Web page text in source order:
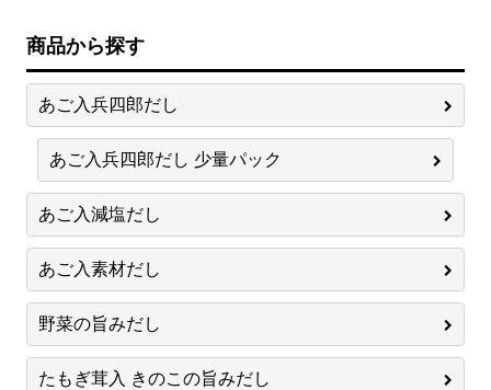
商品から探す
あご入兵四郎だし
あご入兵四郎だし 少量パック
あご入減塩だし
あご入素材だし
野菜の旨みだし
たもぎ茸入 きのこの旨みだし